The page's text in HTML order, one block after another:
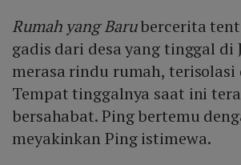
Rumah yang Barubercerita
gadis dari desa yang tinggal di
merasa rindu rumah, terisolasi
Tempat tinggalnya saat ini
bersahabat. Ping bertemu
meyakinkan Ping istimewa.